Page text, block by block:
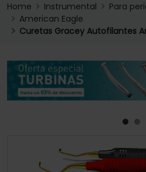
Home Instrumental
Para
American Eagle
Curetas Gracey Autofilantes